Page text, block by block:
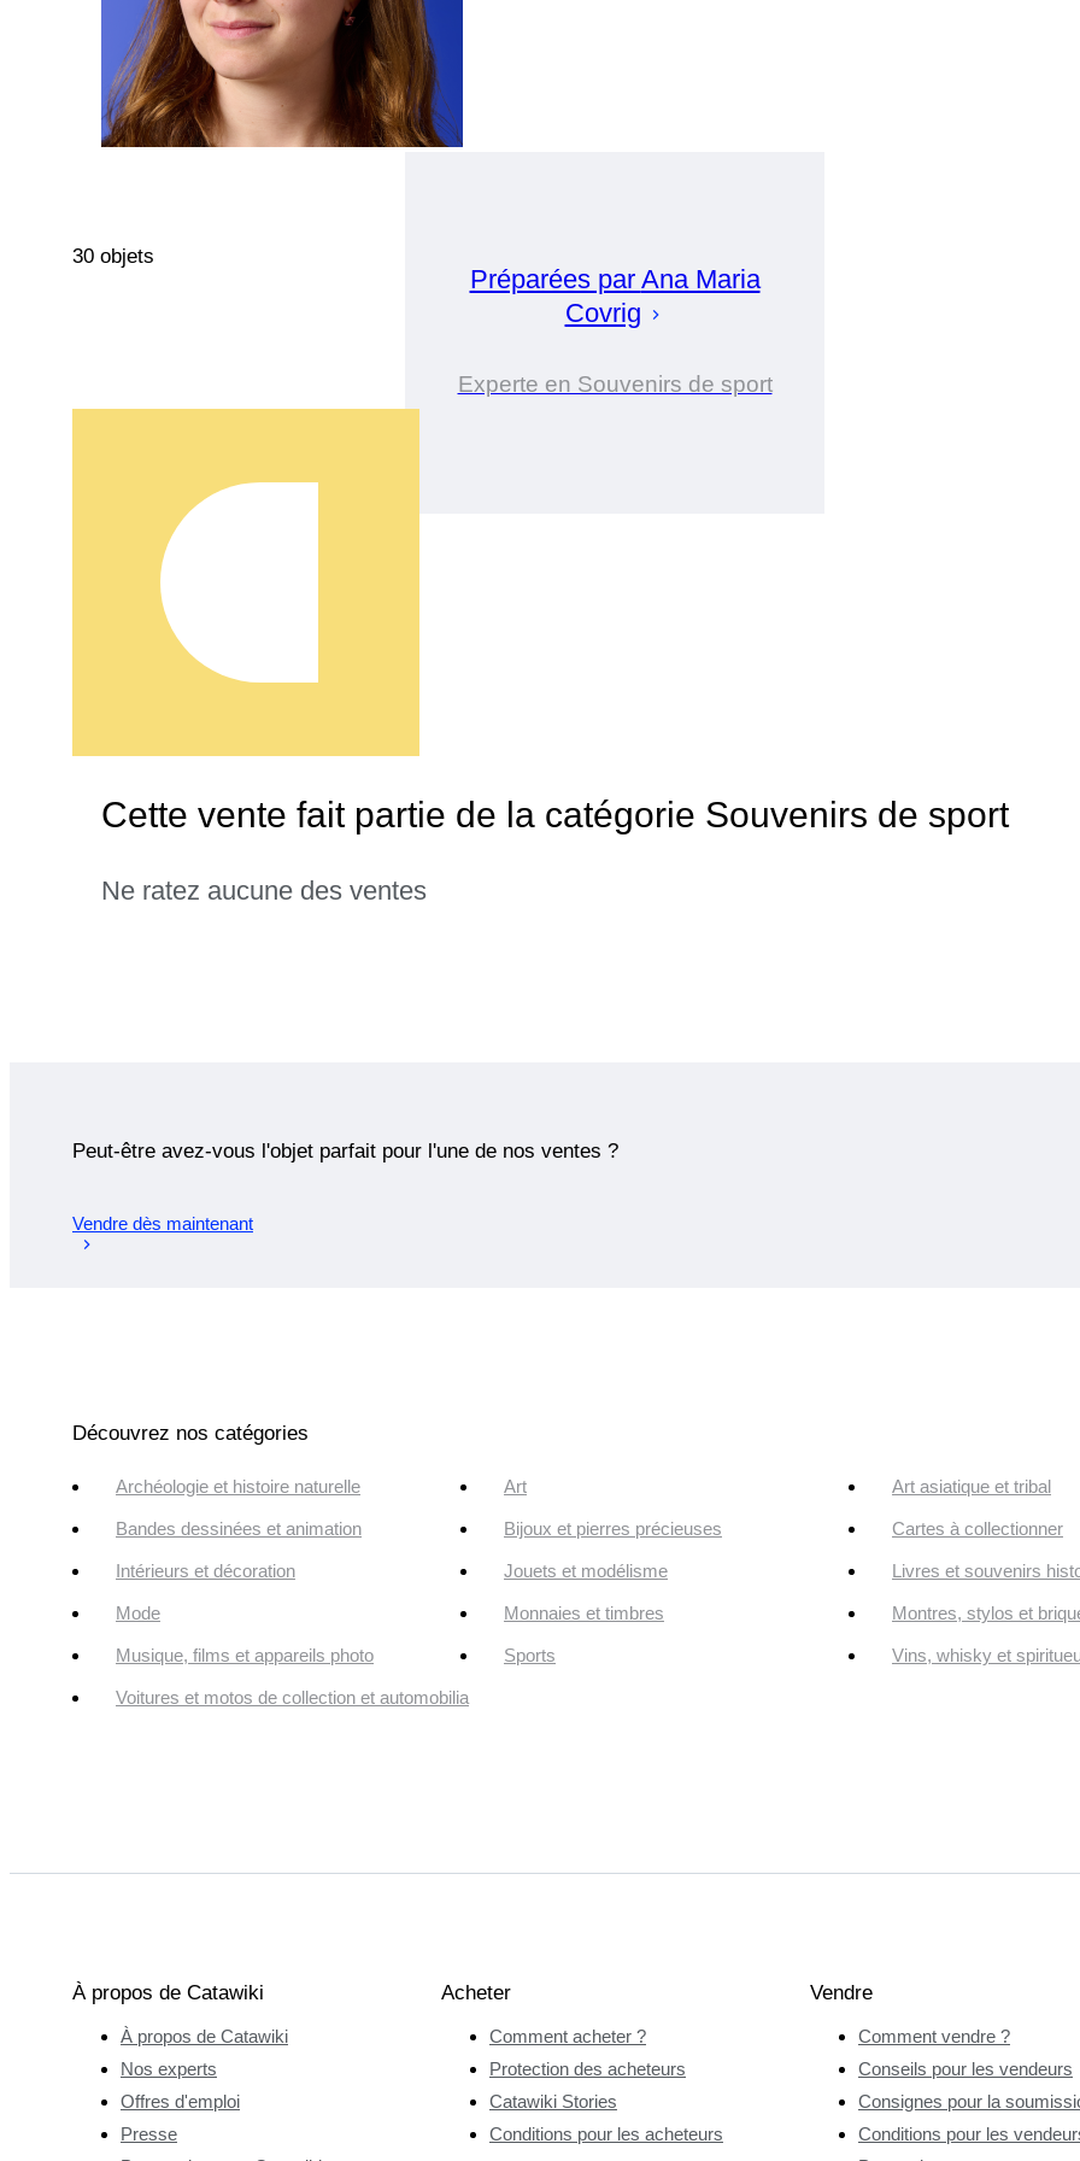
Préparées par Ana Maria
Covrig
Experte en Souvenirs de sport
30 objets
Cette vente fait partie de la catégorie Souvenirs de sport
Ne ratez aucune des ventes
Peut-être avez-vous l'objet parfait pour l'une de nos ventes ?
Vendre dès maintenant
Découvrez nos catégories
Archéologie et histoire naturelle Art Art asiatique et tribal
Bandes dessinées et animation Bijoux et pierres précieuses Cartes à collectionner
Intérieurs et décoration Jouets et modélisme Livres et souvenirs
Mode Monnaies et timbres Montres, stylos et
Musique, films et appareils photo Sports Vins, whisky et
Voitures et motos de collection et automobilia
À propos de Catawiki
À propos de Catawiki
Nos experts
Offres d'emploi
Presse
Acheter
Comment acheter ?
Protection des acheteurs
Catawiki Stories
Conditions pour les acheteurs
Vendre
Comment vendre ?
Conseils pour les vendeurs
Consignes pour la
Conditions pour les